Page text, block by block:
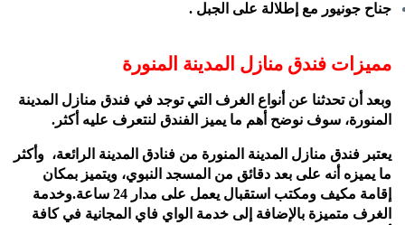
جناح جونيور مع إطلالة على الجبل .
مميزات فندق منازل المدينة المنورة
وبعد أن تحدثنا عن أنواع الغرف التي توجد في فندق منازل المدينة
المنورة، سوف نوضح أهم ما يميز الفندق لنتعرف عليه أكثر.
يعتبر فندق منازل المدينة المنورة من فنادق المدينة الرائعة، وأكثر
ما يميزه أنه على بعد دقائق من المسجد النبوي، ويتميز بمكان
إقامة مكيف ومكتب استقبال يعمل على مدار 24 ساعة.
وخدمة
الغرف متميزة بالإضافة إلى خدمة الواي فاي المجانية في كافة